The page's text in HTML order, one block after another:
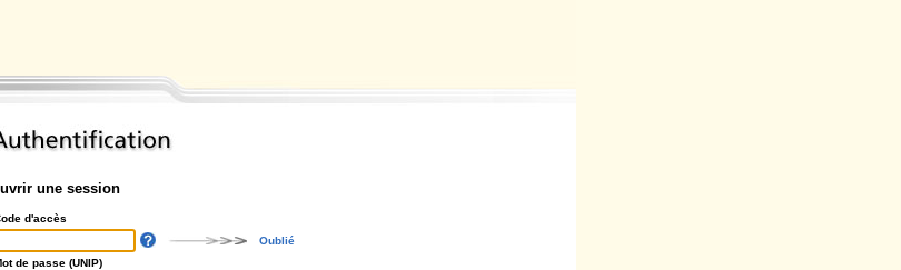
une session
d'accès
Oublié
de passe (UNIP)